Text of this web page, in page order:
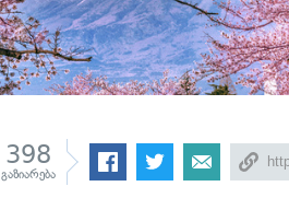
398
გაზიარება